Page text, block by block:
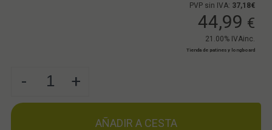
PVP sin IVA: 37,18€
44,99 €
21.00% IVAinc.
Tienda de patines y longboard
- +
AÑADIR A CESTA